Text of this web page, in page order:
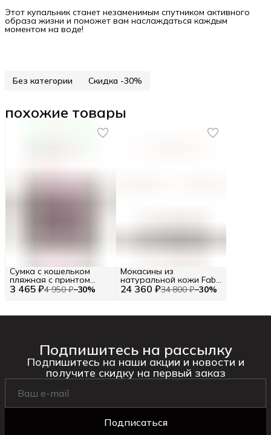
Этот купальник станет незаменимым спутником активного
образа жизни и поможет вам наслаждаться каждым
моментом на воде!
Без категории Скидка -30%
похожие товары
3 465 ₽4 950 ₽−30%
Сумка с кошельком
пляжная с принтом
цветные полосы (86102) 24 360 ₽34 800 ₽−30%
Мокасины из
натуральной кожи Fabi
RU 42.5 / EU 43 / 43
Подпишитесь на рассылку
Подпишитесь на наши акции и новости и
получите скидку на первый заказ
Подписаться